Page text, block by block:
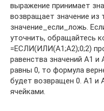
выражение принимает
возвращает значение из
значение_если_ложь.
уточнить, обращайтесь
=ЕСЛИ(ИЛИ(A1;A2);0;2)
равенства значений А1 и
равны 0, то формула
будет возвращен 0. А1
ячейками.